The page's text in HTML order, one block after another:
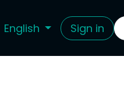
English Sign in